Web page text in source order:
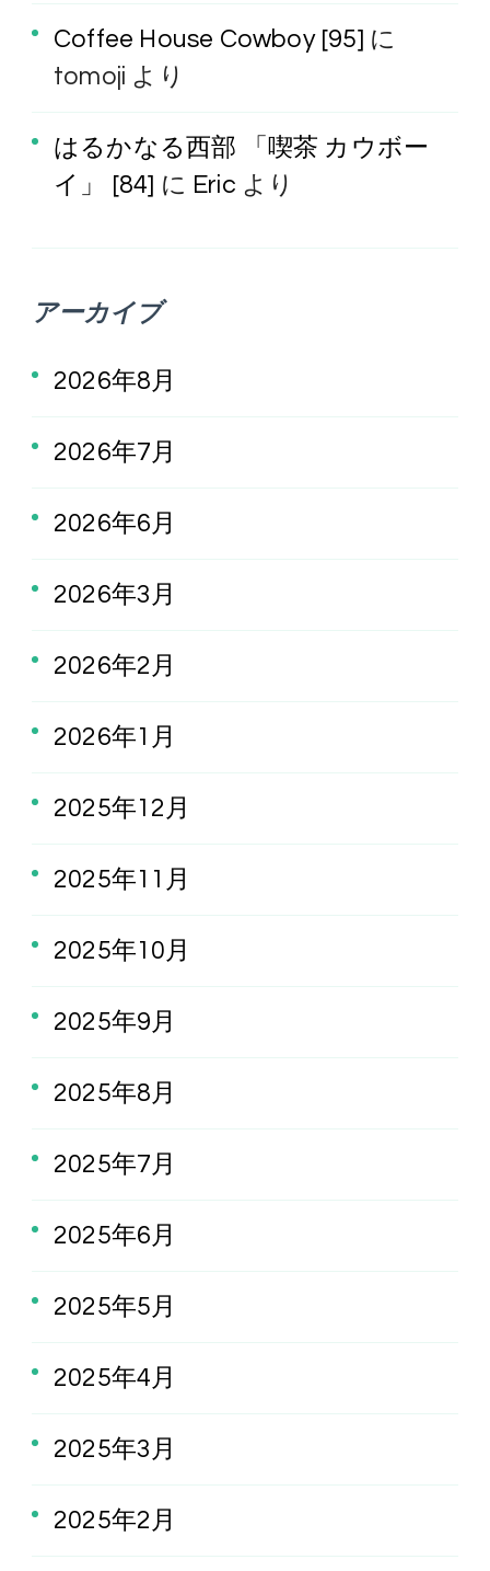
Coffee House Cowboy [95] に
tomoji より
はるかなる西部 「喫茶 カウボー
イ」 [84] に Eric より
アーカイブ
2026年8月
2026年7月
2026年6月
2026年3月
2026年2月
2026年1月
2025年12月
2025年11月
2025年10月
2025年9月
2025年8月
2025年7月
2025年6月
2025年5月
2025年4月
2025年3月
2025年2月